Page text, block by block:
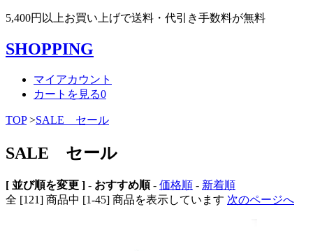
5,400円以上お買い上げで送料・代引き手数料が無料
SHOPPING
マイアカウント
カートを見る0
TOP >SALE セール
SALE セール
[ 並び順を変更 ] - おすすめ順- 価格順 - 新着順
全 [121] 商品中 [1-45] 商品を表示しています 次のページへ